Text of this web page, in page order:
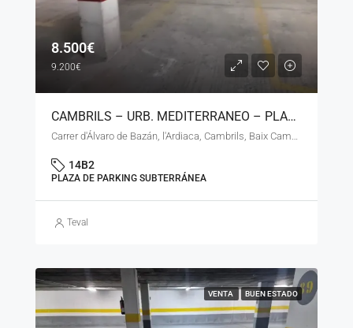
8.500€
9.200€
CAMBRILS – URB. MEDITERRANEO – PLAZA DE PARKING SUBTERRANEA – LS – 90925
Carrer d'Álvaro de Bazán, l'Ardiaca, Cambrils, Baix Camp, Tarragona, Catalunya, 43850, España
14B2
PLAZA DE PARKING SUBTERRÁNEA
Teval
VENTA BUEN ESTADO